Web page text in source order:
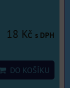
18 Kč s DPH
DO KOŠÍKU